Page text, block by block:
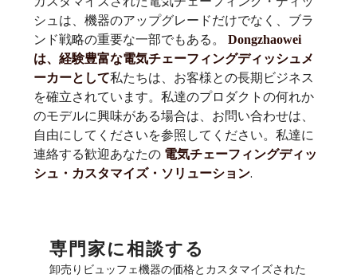
シュは、機器のアップグレードだけでなく、ブラ
ンド戦略の重要な一部でもある。Dongzhaowei
は、経験豊富な電気チェーフィングディッシュメ
ーカーとして私たちは、お客様との長期ビジネス
を確立されています。私達のプロダクトの何れか
のモデルに興味がある場合は、お問い合わせは、
自由にしてくださいを参照してください。私達に
連絡する歓迎あなたの 電気チェーフィングディッ
シュ・カスタマイズ・ソリューション.
専門家に相談する
卸売りビュッフェ機器の価格とカスタマイズされた